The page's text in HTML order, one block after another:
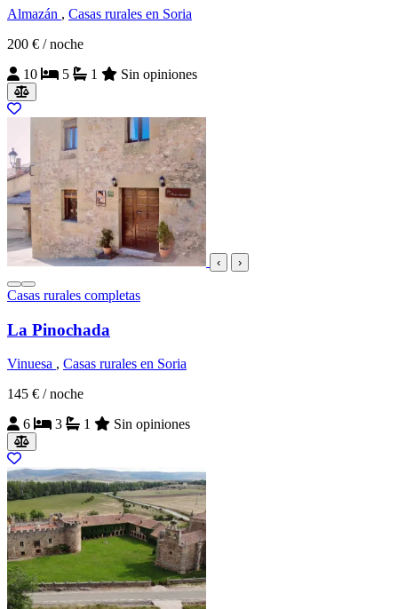
Almazán , Casas rurales en Soria
200 € / noche
10
5 1 Sin opiniones
‹ ›
Casas rurales completas
La Pinochada
Vinuesa , Casas rurales en Soria
145 € / noche
6
3 1 Sin opiniones